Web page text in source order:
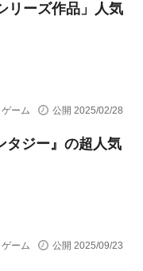
リーズ作品」人気
ゲーム 公開 2025/02/28
タジー』の超人気
ゲーム 公開 2025/09/23